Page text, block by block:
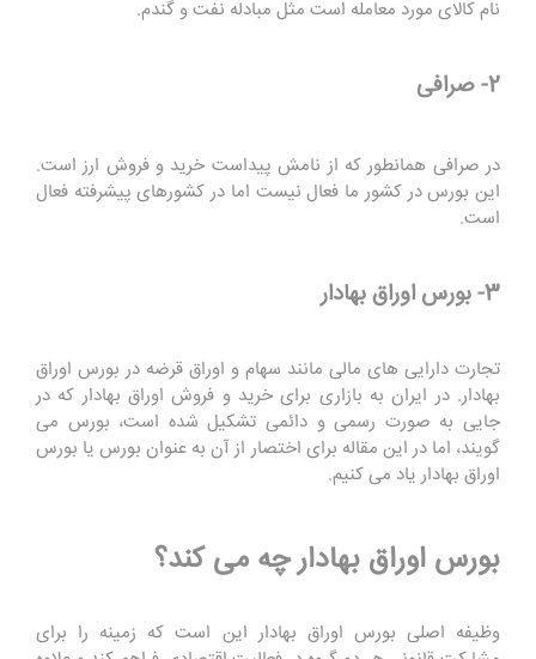
نام کالای مورد معامله است مثل مبادله نفت و گندم.
2- صرافی
در صرافی همانطور که از نامش پیداست خرید و فروش ارز است.
این بورس در کشور ما فعال نیست اما در کشورهای پیشرفته فعال
است.
3- بورس اوراق بهادار
تجارت دارایی های مالی مانند سهام و اوراق قرضه در بورس اوراق
بهادار. در ایران به بازاری برای خرید و فروش اوراق بهادار که در
جایی به صورت رسمی و دائمی تشکیل شده است، بورس می
گویند، اما در این مقاله برای اختصار از آن به عنوان بورس یا بورس
اوراق بهادار یاد می کنیم.
بورس اوراق بهادار چه می کند؟
وظیفه اصلی بورس اوراق بهادار این است که زمینه را برای